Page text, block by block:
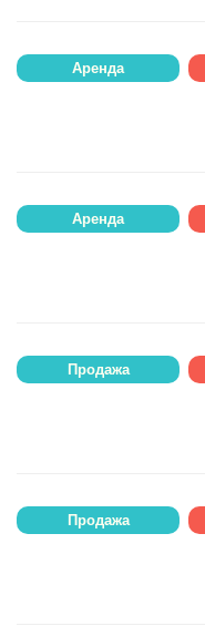
Аренда
Аренда
Продажа
Продажа